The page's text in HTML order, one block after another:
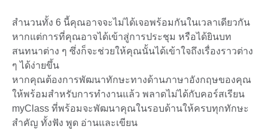
สำนวนทั้ง 6 นี้คุณอาจจะไม่ได้เจอพร้อมกันในเวลาเดียวกัน
หากแต่การที่คุณอาจได้เข้าสู่การประชุม หรือได้ยินบท
สนทนาต่าง ๆ ซึ่งก็จะช่วยให้คุณนั้นได้เข้าใจถึงเรื่องราวต่าง
ๆ ได้ง่ายขึ้น
หากคุณต้องการพัฒนาทักษะทางด้านภาษาอังกฤษของคุณ
ให้พร้อมสำหรับการทำงานแล้ว พลาดไม่ได้กับคอร์สเรียน
myClass ที่พร้อมจะพัฒนาคุณในรอบด้านให้ครบทุกทักษะ
สำคัญ ทั้งฟัง พูด อ่านและเขียน